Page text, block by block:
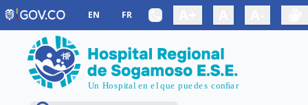
Saltar al contenido principal
EN FR